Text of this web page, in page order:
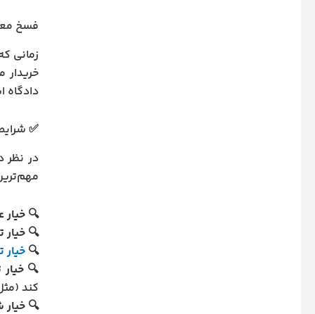
فسخ
زمانی
دادگاه
✅
در نظر
🔍 خیار
🔍
🔍
🔍
کند
🔍